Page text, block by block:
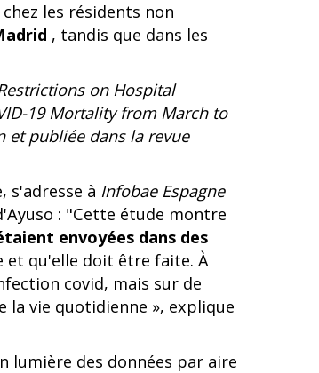
les résidents non
, tandis que dans les
on Hospital
19 Mortality from March to
et publiée dans la revue
s'adresse à Infobae Espagne
: "Cette étude montre
envoyées dans des
et qu'elle doit être faite. À
covid, mais sur de
la vie quotidienne », explique
des données par aire